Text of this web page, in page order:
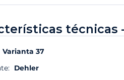
técnicas -
Varianta 37
Dehler